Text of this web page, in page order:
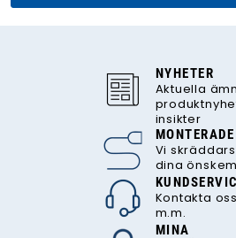
NYHETER
Aktuella
insikter
Vi
dina
Kontakta
m.m.
MINA